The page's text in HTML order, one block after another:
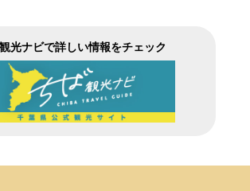
光ナビで詳しい情報をチェック